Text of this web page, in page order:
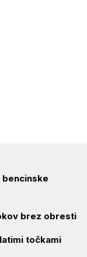
bencinske
brez obresti
točkami